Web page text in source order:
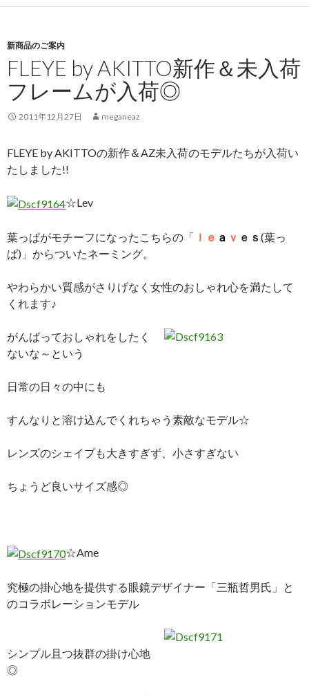
新商品のご案内
FLEYE by AKITTO新作＆未入荷
フレームが入荷◎
2011年12月27日 meganeaz
FLEYE by AKITTOの新作＆AZ未入荷のモデルたちが入荷い
たしました!!
☆Lev
葉っぱがモチーフになったこちらの「 ｌｅ ａ ｖ ｅｓ (葉っ
ぱ)」からついたネーミング。
やわらかい質感がさりげなく女性のおしゃれ心を満たして
くれます♪
がんばっておしゃれをしたく
ないな～という
日常の日々の中にも
すんなりと溶け込んでくれちゃう素敵なモデル☆
レンズのシェイプも大きすぎず、小さすぎない
ちょうど良いサイズ感◎
☆Ame
究極の掛心地を提供する眼鏡デザイナー「三瓶哲男氏」と
のコラボレーションモデル
シンプル且つ抜群の掛け心地
◎